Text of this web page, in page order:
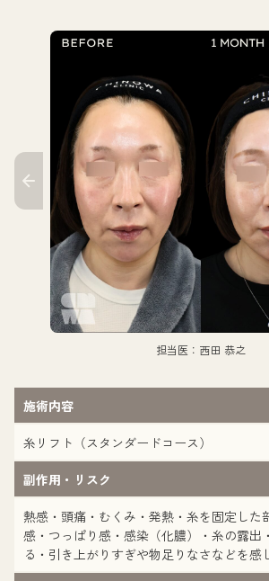
担当医：西田 恭之
施術内容
糸リフト（スタンダードコース）
副作用・リスク
熱感・頭痛・むくみ・発熱・糸を固定した
感・つっぱり感・感染（化膿）・糸の露出
る・引き上がりすぎや物足りなさなどを感